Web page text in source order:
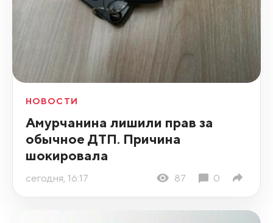
НОВОСТИ
Амурчанина лишили прав за
обычное ДТП. Причина
шокировала
сегодня, 16:17 87 0